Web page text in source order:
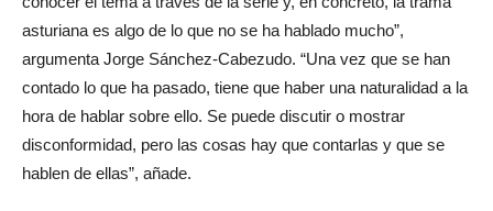
asturiana es algo de lo que no se ha hablado mucho”,
argumenta Jorge Sánchez-Cabezudo. “Una vez que se han
contado lo que ha pasado, tiene que haber una naturalidad a la
hora de hablar sobre ello. Se puede discutir o mostrar
disconformidad, pero las cosas hay que contarlas y que se
hablen de ellas”, añade.